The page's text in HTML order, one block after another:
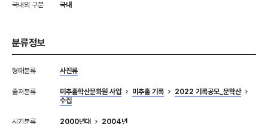
국내외 구분 국내
분류정보
형태분류 사진류
출처분류 미추홀학산문화원 사업 미추홀 기록
2022 기록공모_문학산
수집
시기분류 2000년대 2004년